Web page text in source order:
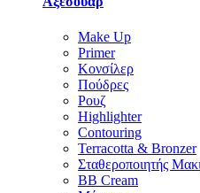
Make Up
Primer
Κονσίλερ
Πούδρες
Ρουζ
Highlighter
Contouring
Terracotta & Bronzer
Σταθεροποιητής
BB Cream